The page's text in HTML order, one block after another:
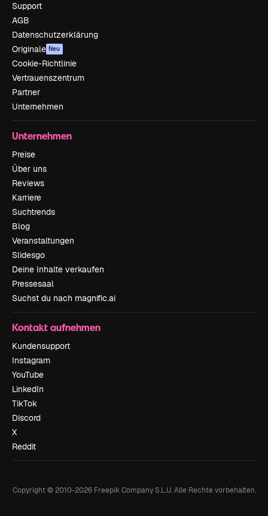
Support
AGB
Datenschutzerklärung
Originale Neu
Cookie-Richtlinie
Vertrauenszentrum
Partner
Unternehmen
Unternehmen
Preise
Über uns
Reviews
Karriere
Suchtrends
Blog
Veranstaltungen
Slidesgo
Deine Inhalte verkaufen
Pressesaal
Suchst du nach magnific.ai
Kontakt aufnehmen
Kundensupport
Instagram
YouTube
LinkedIn
TikTok
Discord
X
Reddit
Copyright © 2010-2026Freepik Company S.L.U. Alle Rechte vorbehalten.